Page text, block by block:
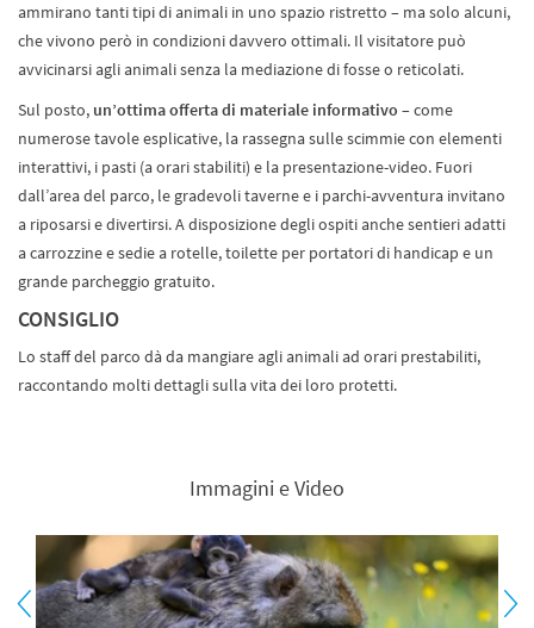
ammirano tanti tipi di animali in uno spazio ristretto – ma solo alcuni,
che vivono però in condizioni davvero ottimali. Il visitatore può
avvicinarsi agli animali senza la mediazione di fosse o reticolati.
Sul posto, un’ottima offerta di materiale informativo – come
numerose tavole esplicative, la rassegna sulle scimmie con elementi
interattivi, i pasti (a orari stabiliti) e la presentazione-video. Fuori
dall’area del parco, le gradevoli taverne e i parchi-avventura invitano
a riposarsi e divertirsi. A disposizione degli ospiti anche sentieri adatti
a carrozzine e sedie a rotelle, toilette per portatori di handicap e un
grande parcheggio gratuito.
CONSIGLIO
Lo staff del parco dà da mangiare agli animali ad orari prestabiliti,
raccontando molti dettagli sulla vita dei loro protetti.
Immagini e Video